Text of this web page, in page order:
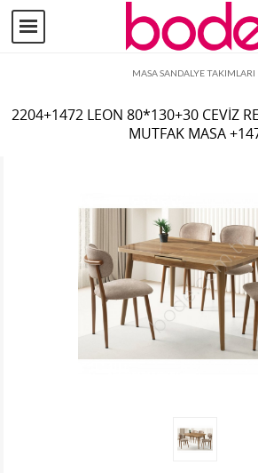
MASA SANDALYE TAKIMLARI
2204+1472 LEON 80*130+30 CEVİZ
MUTFAK MASA